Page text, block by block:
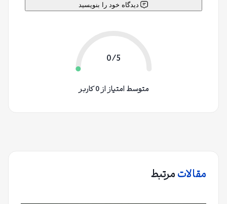
دیدگاه خود را بنویسید
0/5
متوسط امتیاز از 0 کاربر
مقالاتمرتبط